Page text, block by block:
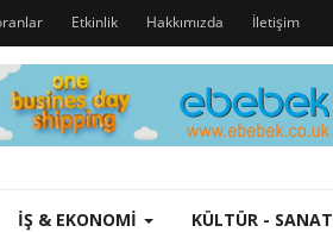
Etkinlik Hakkımızda İletişim
İŞ & EKONOMI KÜLTÜR - SANAT